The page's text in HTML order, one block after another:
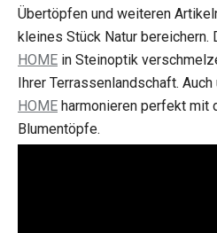
Übertöpfen und weiteren
kleines Stück Natur bereichern.
HOME in Steinoptik
Ihrer Terrassenlandschaft. Auch
HOME harmonieren perfekt mit
Blumentöpfe.